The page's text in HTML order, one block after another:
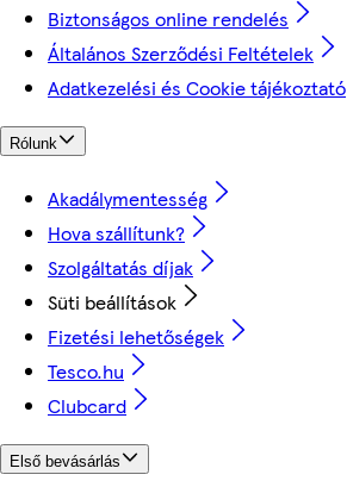
Biztonságos online rendelés
Általános Szerződési Feltételek
Adatkezelési és Cookie tájékoztató
Rólunk
Akadálymentesség
Hova szállítunk?
Szolgáltatás díjak
Süti beállítások
Fizetési lehetőségek
Tesco.hu
Clubcard
Első bevásárlás